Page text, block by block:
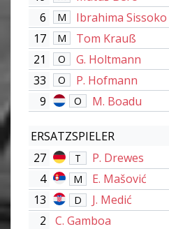
6 M Ibrahima Sissoko
17 M Tom Krauß
21 O G. Holtmann
33 O P. Hofmann
9 O M. Boadu
ERSATZSPIELER
27
T
P. Drewes
4
M E. Mašović
13 D
J. Medić
2
C. Gamboa